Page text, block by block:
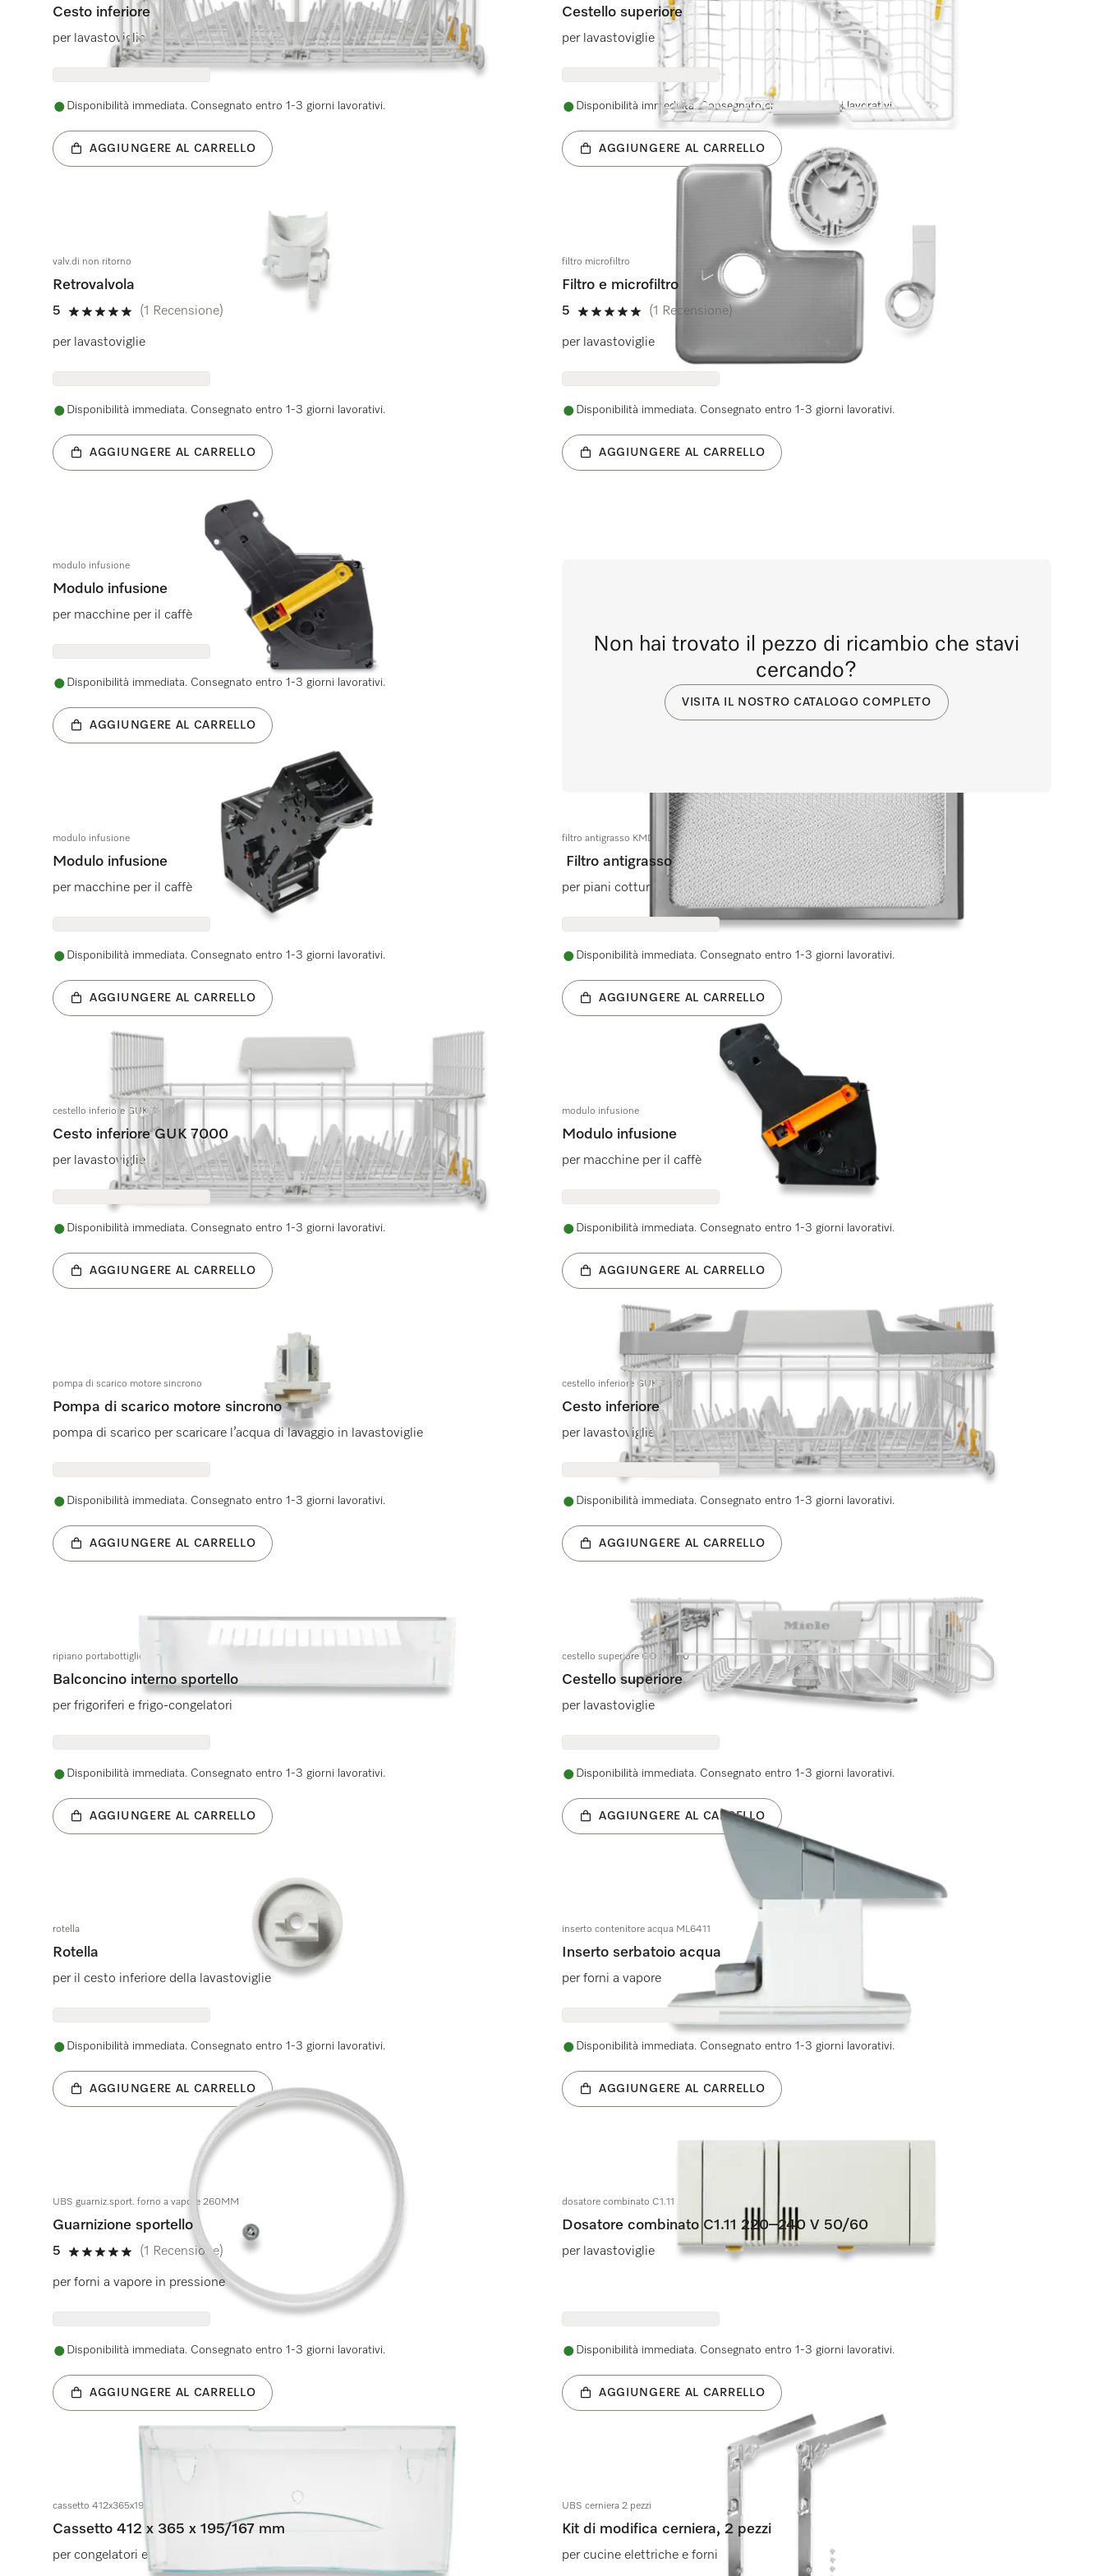
Cesto inferiore
per lavastoviglie
Disponibilità immediata. Consegnato entro 1-3 giorni lavorativi.
AGGIUNGERE AL CARRELLO
Cestello superiore
per lavastoviglie
Disponibilità immediata. Consegnato entro 1-3 giorni lavorativi.
AGGIUNGERE AL CARRELLO
valv.di non ritorno
Retrovalvola
5
5 su 5 stelle
(1 Recensione)
per lavastoviglie
Disponibilità immediata. Consegnato entro 1-3 giorni lavorativi.
AGGIUNGERE AL CARRELLO
filtro microfiltro
Filtro e microfiltro
5
5 su 5 stelle
(1 Recensione)
per lavastoviglie
Disponibilità immediata. Consegnato entro 1-3 giorni lavorativi.
AGGIUNGERE AL CARRELLO
modulo infusione
Modulo infusione
per macchine per il caffè
Disponibilità immediata. Consegnato entro 1-3 giorni lavorativi.
AGGIUNGERE AL CARRELLO
modulo infusione
Modulo infusione
per macchine per il caffè
Disponibilità immediata. Consegnato entro 1-3 giorni lavorativi.
AGGIUNGERE AL CARRELLO
filtro antigrasso KMDA7634
Filtro antigrasso
per piani cottura con aspiratore integrato
Disponibilità immediata. Consegnato entro 1-3 giorni lavorativi.
AGGIUNGERE AL CARRELLO
cestello inferiore GUK 7000
Cesto inferiore GUK 7000
per lavastoviglie
Disponibilità immediata. Consegnato entro 1-3 giorni lavorativi.
AGGIUNGERE AL CARRELLO
modulo infusione
Modulo infusione
per macchine per il caffè
Disponibilità immediata. Consegnato entro 1-3 giorni lavorativi.
AGGIUNGERE AL CARRELLO
pompa di scarico motore sincrono
Pompa di scarico motore sincrono
pompa di scarico per scaricare l’acqua di lavaggio in lavastoviglie
Disponibilità immediata. Consegnato entro 1-3 giorni lavorativi.
AGGIUNGERE AL CARRELLO
cestello inferiore GUK 7100
Cesto inferiore
per lavastoviglie
Disponibilità immediata. Consegnato entro 1-3 giorni lavorativi.
AGGIUNGERE AL CARRELLO
ripiano portabottiglie
Balconcino interno sportello
per frigoriferi e frigo-congelatori
Disponibilità immediata. Consegnato entro 1-3 giorni lavorativi.
AGGIUNGERE AL CARRELLO
cestello superiore GOK 7000
Cestello superiore
per lavastoviglie
Disponibilità immediata. Consegnato entro 1-3 giorni lavorativi.
AGGIUNGERE AL CARRELLO
rotella
Rotella
per il cesto inferiore della lavastoviglie
Disponibilità immediata. Consegnato entro 1-3 giorni lavorativi.
AGGIUNGERE AL CARRELLO
inserto contenitore acqua ML6411
Inserto serbatoio acqua
per forni a vapore
Disponibilità immediata. Consegnato entro 1-3 giorni lavorativi.
AGGIUNGERE AL CARRELLO
UBS guarniz.sport. forno a vapore 260MM
Guarnizione sportello
5
5 su 5 stelle
(1 Recensione)
per forni a vapore in pressione
Disponibilità immediata. Consegnato entro 1-3 giorni lavorativi.
AGGIUNGERE AL CARRELLO
dosatore combinato C1.11 220-240V 50/60
Dosatore combinato C1.11 220–240 V 50/60
per lavastoviglie
Disponibilità immediata. Consegnato entro 1-3 giorni lavorativi.
AGGIUNGERE AL CARRELLO
cassetto 412x365x195/167mm
Cassetto 412 x 365 x 195/167 mm
per congelatori e frigo-congelatori
UBS cerniera 2 pezzi
Kit di modifica cerniera, 2 pezzi
per cucine elettriche e forni
Non hai trovato il pezzo di ricambio che stavi
cercando?
VISITA IL NOSTRO CATALOGO COMPLETO